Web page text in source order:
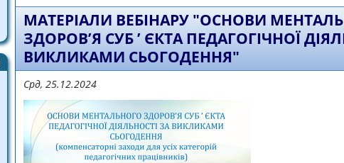
МАТЕРІАЛИ ВЕБІНАРУ "ОСНОВИ
ЗДОРОВ’Я СУБ ’ ЄКТА ПЕДАГОГІЧНОЇ
ВИКЛИКАМИ СЬОГОДЕННЯ"
Срд, 25.12.2024